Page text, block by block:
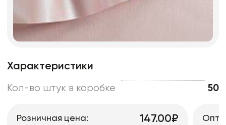
Характеристики
Кол-во штук в коробке 50
Розничная цена: 147.00₽